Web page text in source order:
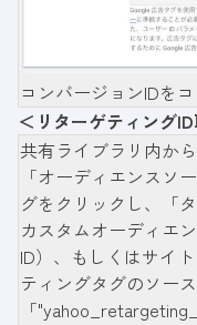
コンバージョンIDを
＜リターゲティング
共有ライブラリ内か
「オーディエンスソ
グをクリックし、「
カスタムオーディエ
ID）、もしくはサイ
ティングタグのソー
「